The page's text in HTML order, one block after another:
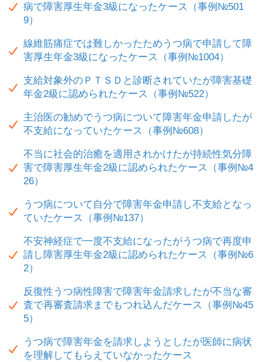
病で障害厚生年金3級になったケース（事例№501
9）
線維筋痛症では難しかったためうつ病で申請して障
害厚生年金3級になったケース（事例№1004）
支給対象外のＰＴＳＤと診断されていたが障害基礎
年金2級に認められたケース（事例№522）
主治医の勧めでうつ病について障害年金申請したが
不支給になっていたケース（事例№608）
不当に社会的治癒を適用されかけたが持続性気分障
害で障害厚生年金2級に認められたケース（事例№4
26）
うつ病について自分で障害年金申請し不支給となっ
ていたケース（事例№137）
不安神経症で一度不支給になったがうつ病で再度申
請し障害厚生年金2級に認められたケース（事例№6
2）
反復性うつ病性障害で障害年金請求したが不当な審
査で再審査請求までもつれ込んだケース（事例№45
5）
うつ病で障害年金を請求しようとしたが医師に病状
を理解してもらえていなかったケース